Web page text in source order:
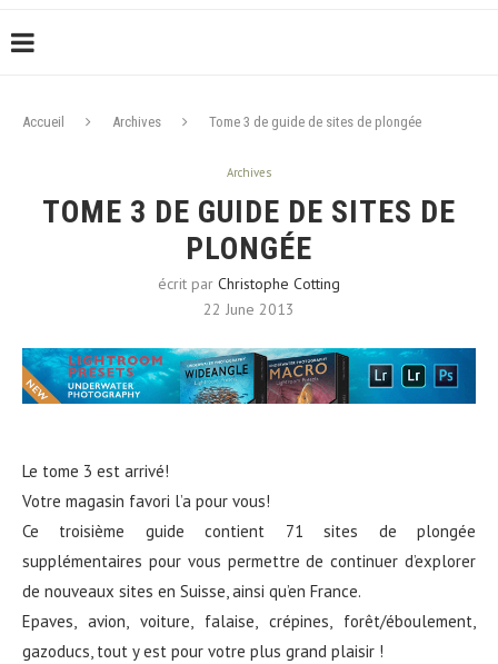
Accueil Archives Tome 3 de guide de sites de plongée
Archives
TOME 3 DE GUIDE DE SITES DE
PLONGÉE
écrit par Christophe Cotting
22 June 2013
Le tome 3 est arrivé!
Votre magasin favori l’a pour vous!
Ce troisième guide contient 71 sites de plongée
supplémentaires pour vous permettre de continuer d’explorer
de nouveaux sites en Suisse, ainsi qu’en France.
Epaves, avion, voiture, falaise, crépines, forêt/éboulement,
gazoducs, tout y est pour votre plus grand plaisir !